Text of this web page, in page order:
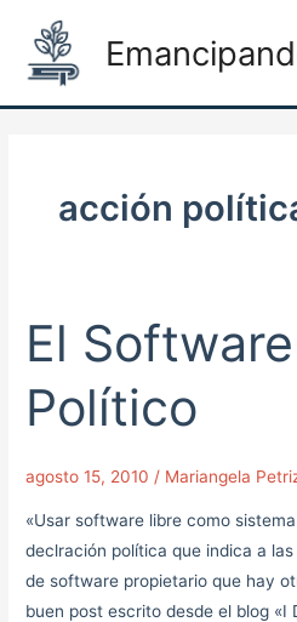
contenido
acción
El
Político
agosto 15, 2010 / Mariangela
«Usar software libre como
declración política que indica a
de software propietario que hay
buen post escrito desde el blog «I
El
Software
Libre
es